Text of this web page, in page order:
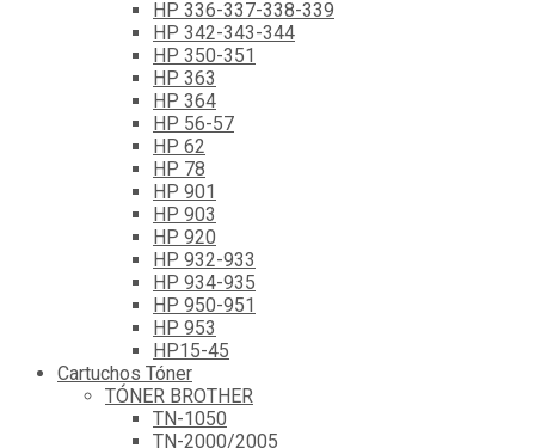
HP 336-337-338-339
HP 342-343-344
HP 350-351
HP 363
HP 364
HP 56-57
HP 62
HP 78
HP 901
HP 903
HP 920
HP 932-933
HP 934-935
HP 950-951
HP 953
HP15-45
Cartuchos Tóner
TÓNER BROTHER
TN-1050
TN-2000/2005